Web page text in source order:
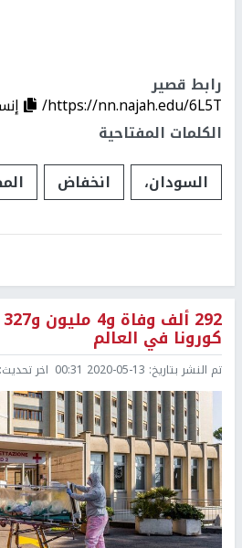
رابط قصير
https://nn.najah.edu/6L5T/
الكلمات المفتاحية
السودان،
انخفاض
كورونا في العالم
تم النشر بتاريخ: 2020-05-13 00:31 اخر تحديث: